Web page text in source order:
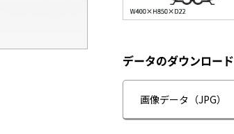
データのダウンロード
画像データ（JPG）